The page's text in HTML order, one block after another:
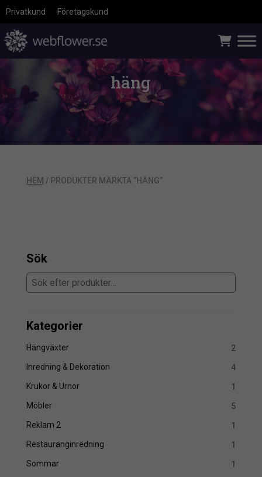
Privatkund Företagskund
häng
HEM / PRODUKTER MÄRKTA ”HÄNG”
Sök
Kategorier
Hängväxter 2
Inredning & Dekoration 4
Krukor & Urnor 1
Möbler 5
Reklam 2 1
Restauranginredning 1
Sommar 1